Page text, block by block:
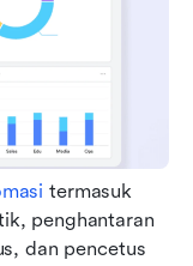
termasuk
penghantaran
dan pencetus